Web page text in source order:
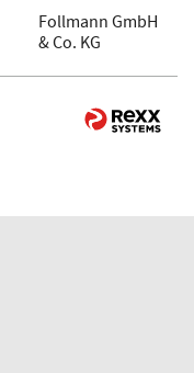
Follmann GmbH
& Co. KG